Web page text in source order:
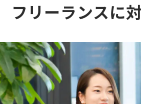
フリーランスに